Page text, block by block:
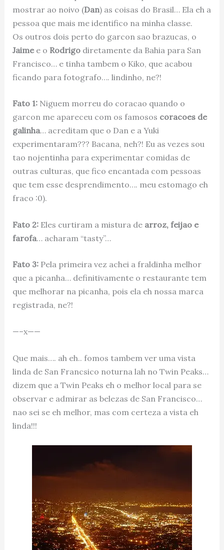
mostrar ao noivo (Dan) as coisas do Brasil… Ela eh a
pessoa que mais me identifico na minha classe.
Os outros dois perto do garcon sao brazucas, o
Jaimee o Rodrigodiretamente da Bahia para San
Francisco… e tinha tambem o Kiko, que acabou
ficando para fotografo…. lindinho, ne?!
Fato 1:Niguem morreu do coracao quando o
garcon me apareceu com os famosos coracoes de
galinha… acreditam que o Dan e a Yuki
experimentaram??? Bacana, neh?! Eu as vezes sou
tao nojentinha para experimentar comidas de
outras culturas, que fico encantada com pessoas
que tem esse desprendimento…. meu estomago eh
fraco :0).
Fato 2:Eles curtiram a mistura de arroz, feijao e
farofa… acharam “tasty”…
Fato 3:Pela primeira vez achei a fraldinha melhor
que a picanha… definitivamente o restaurante tem
que melhorar na picanha, pois ela eh nossa marca
registrada, ne?!
—–x——
Que mais…. ah eh.. fomos tambem ver uma vista
linda de San Francsico noturna lah no Twin Peaks…
dizem que a Twin Peaks eh o melhor local para se
observar e admirar as belezas de San Francisco…
nao sei se eh melhor, mas com certeza a vista eh
linda!!!